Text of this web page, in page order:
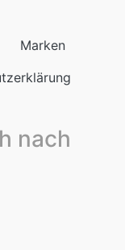
nach